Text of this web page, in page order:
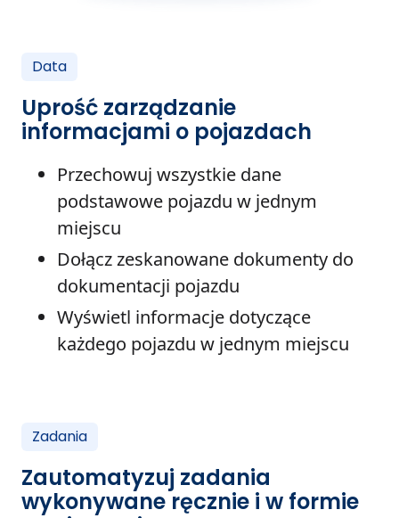
Data
Uprość zarządzanie
informacjami o pojazdach
Przechowuj wszystkie dane
podstawowe pojazdu w jednym
miejscu
Dołącz zeskanowane dokumenty do
dokumentacji pojazdu
Wyświetl informacje dotyczące
każdego pojazdu w jednym miejscu
Zadania
Zautomatyzuj zadania
wykonywane ręcznie i w formie